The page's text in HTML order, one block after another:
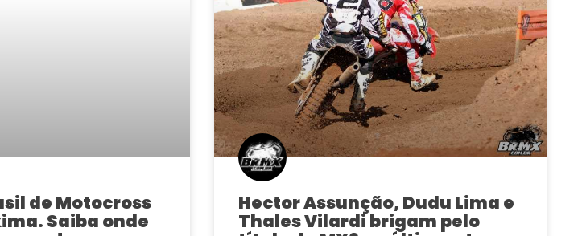
de Motocross
Saiba onde
Hector Assunção, Dudu Lima e
Thales Vilardi brigam pelo